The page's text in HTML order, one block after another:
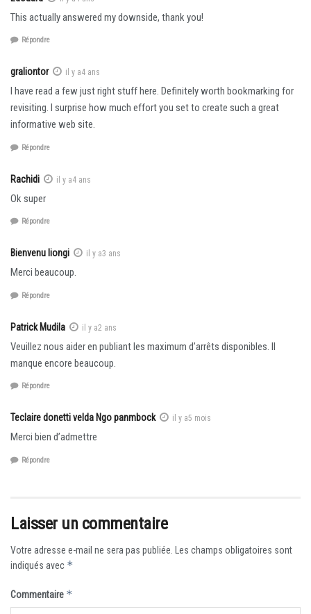
This actually answered my downside, thank you!
Répondre
graliontor il y a4 ans
I have read a few just right stuff here. Definitely worth bookmarking for
revisiting. I surprise how much effort you set to create such a great
informative web site.
Répondre
Rachidi il y a4 ans
Ok super
Répondre
Bienvenu liongi il y a3 ans
Merci beaucoup.
Répondre
Patrick Mudila il y a2 ans
Veuillez nous aider en publiant les maximum d’arrêts disponibles. Il
manque encore beaucoup.
Répondre
Teclaire donetti velda Ngo panmbock il y a5 mois
Merci bien d’admettre
Répondre
Laisser un commentaire
Votre adresse e-mail ne sera pas publiée.
Les champs obligatoires sont
indiqués avec *
Commentaire *